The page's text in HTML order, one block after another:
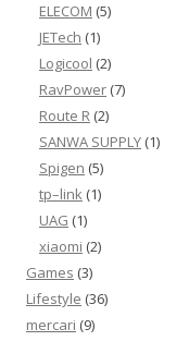
ELECOM (5)
JETech (1)
Logicool (2)
RavPower (7)
Route R (2)
SANWA SUPPLY (1)
Spigen (5)
tp–link (1)
UAG (1)
xiaomi (2)
Games (3)
Lifestyle (36)
mercari (9)